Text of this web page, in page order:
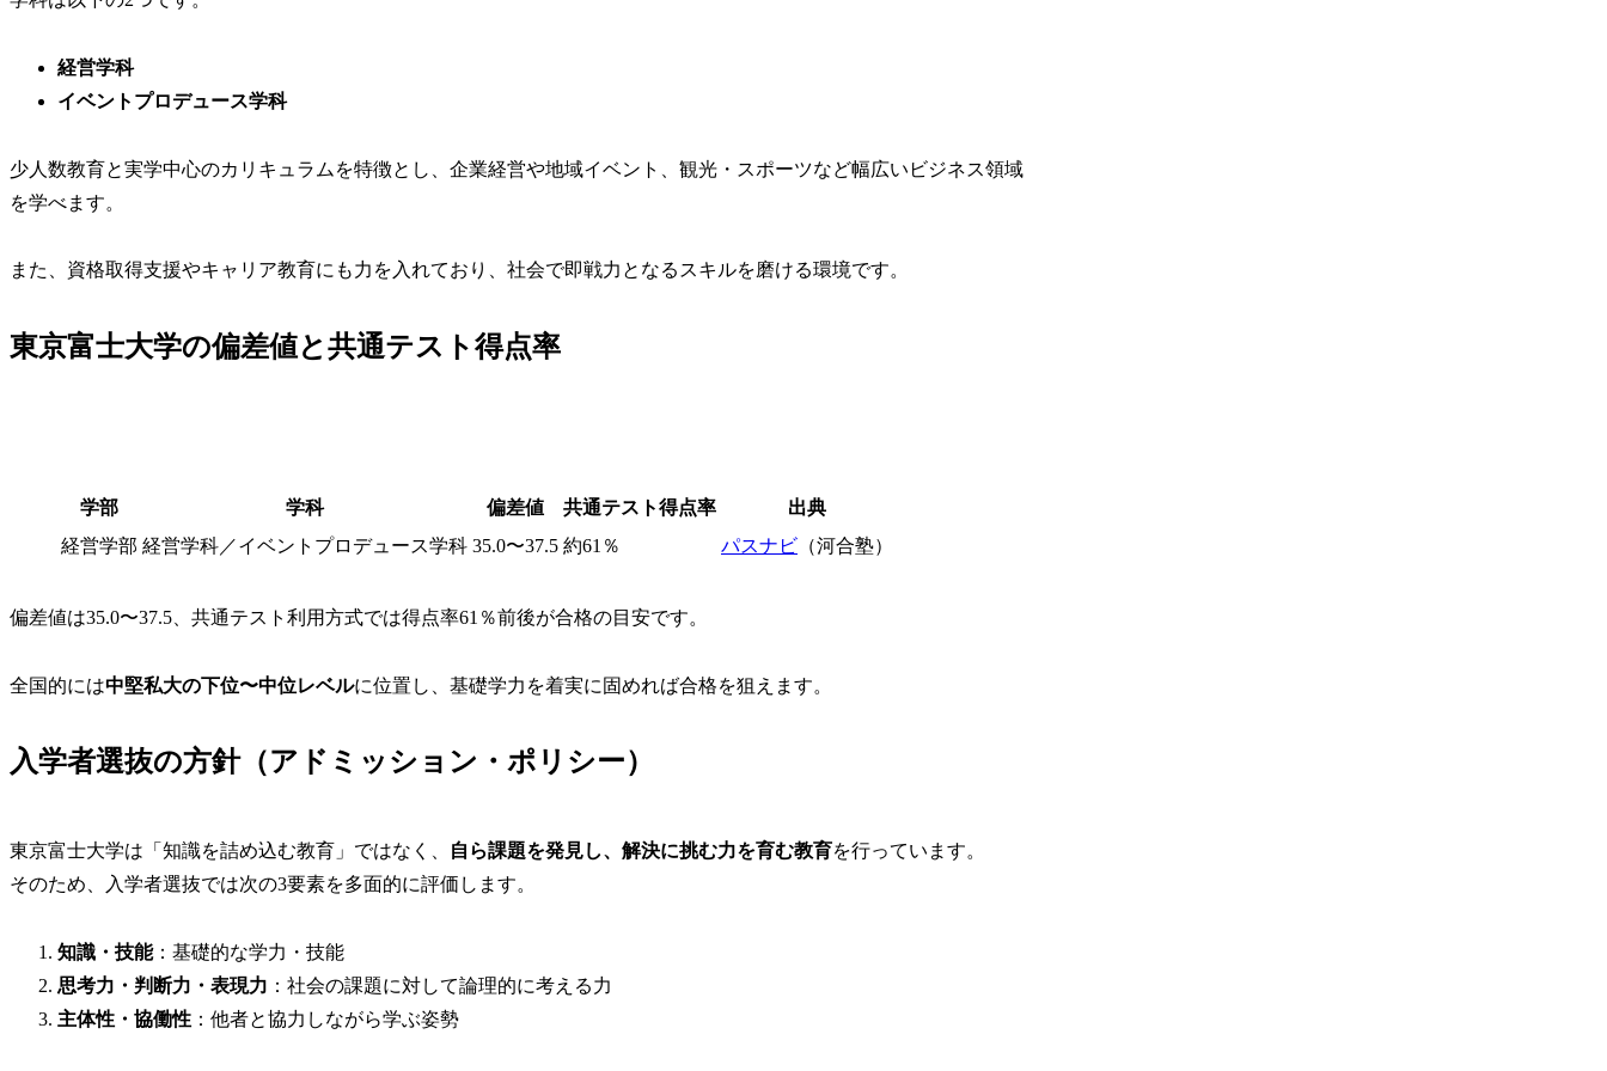
経営学科
イベントプロデュース学科
少人数教育と実学中心のカリキュラムを特徴とし、企業経営や地域イベント、観光・スポーツなど幅広いビジネス領域
を学べます。
また、資格取得支援やキャリア教育にも力を入れており、社会で即戦力となるスキルを磨ける環境です。
東京富士大学の偏差値と共通テスト得点率
学部 学科 偏差値 共通テスト得点率
出典
経営学部 経営学科／イベントプロデュース学科 35.0〜37.5 約61％ パスナビ （河合塾）
偏差値は35.0〜37.5、共通テスト利用方式では得点率61％前後が合格の目安です。
全国的には中堅私大の下位〜中位レベルに位置し、基礎学力を着実に固めれば合格を狙えます。
入学者選抜の方針（アドミッション・ポリシー）
東京富士大学は「知識を詰め込む教育」ではなく、 自ら課題を発見し、解決に挑む力を育む教育を行っています。
そのため、入学者選抜では次の3要素を多面的に評価します。
知識・技能：基礎的な学力・技能
思考力・判断力・表現力 ：社会の課題に対して論理的に考える力
主体性・協働性 ：他者と協力しながら学ぶ姿勢